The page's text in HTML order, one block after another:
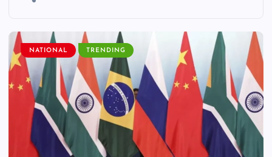
NATIONAL TRENDING